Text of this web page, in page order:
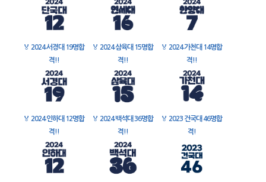
🏅 2024 서경대 19명합
격!!
🏅 2024 삼육대 15명합
격!!
🏅 2024 가천대 14명합
격!!
🏅 2024 인하대 12명합
격!!
🏅 2024 백석대 36명합
격!!
🏅 2023 건국대 46명합
격!